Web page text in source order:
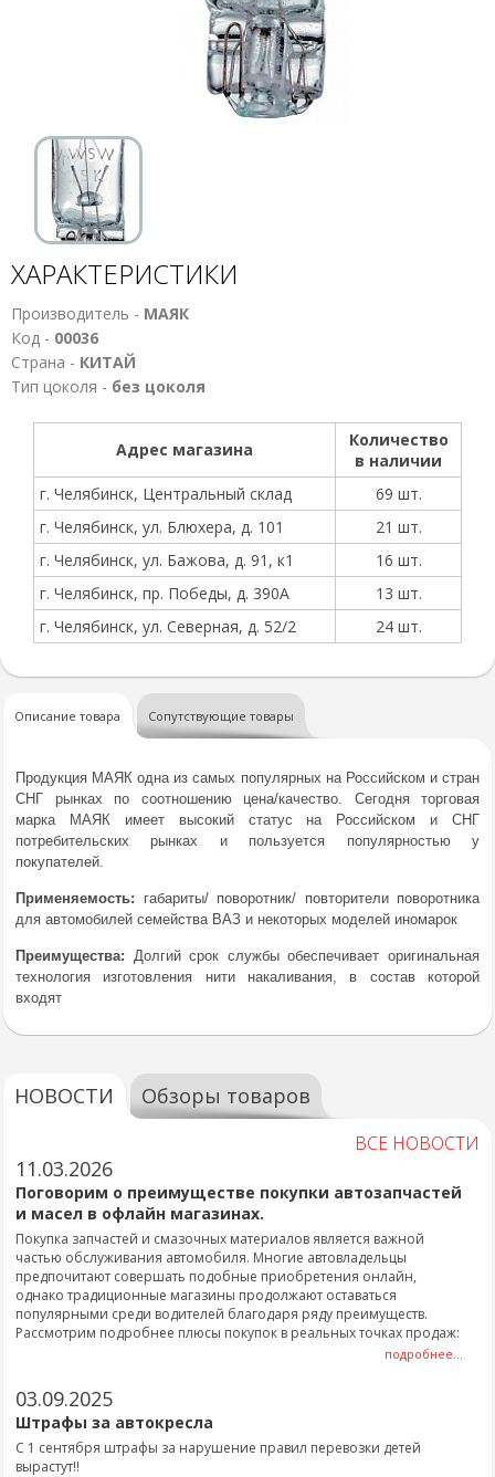
ХАРАКТЕРИСТИКИ
Производитель - МАЯК
Код - 00036
Страна - КИТАЙ
Тип цоколя - без цоколя
Адрес магазина
Количество
в наличии
г. Челябинск, Центральный склад
69 шт.
г. Челябинск, ул. Блюхера, д. 101
21 шт.
г. Челябинск, ул. Бажова, д. 91, к1
16 шт.
г. Челябинск, пр. Победы, д. 390А
13 шт.
г. Челябинск, ул. Северная, д. 52/2
24 шт.
Описание товара Сопутствующие товары
Продукция МАЯК одна из самых популярных на Российском и стран
СНГ рынках по соотношению цена/качество. Сегодня торговая
марка МАЯК имеет высокий статус на Российском и СНГ
потребительских рынках и пользуется популярностью у
покупателей.
Применяемость: габариты/ поворотник/ повторители поворотника
для автомобилей семейства ВАЗ и некоторых моделей иномарок
Преимущества: Долгий срок службы обеспечивает оригинальная
технология изготовления нити накаливания, в состав которой
входят
НОВОСТИ Обзоры товаров
ВСЕ НОВОСТИ
11.03.2026
Поговорим о преимуществе покупки автозапчастей
и масел в офлайн магазинах.
Покупка запчастей и смазочных материалов является важной
частью обслуживания автомобиля. Многие автовладельцы
предпочитают совершать подобные приобретения онлайн,
однако традиционные магазины продолжают оставаться
популярными среди водителей благодаря ряду преимуществ.
Рассмотрим подробнее плюсы покупок в реальных точках продаж:
подробнее...
03.09.2025
Штрафы за автокресла
С 1 сентября штрафы за нарушение правил перевозки детей
вырастут!!